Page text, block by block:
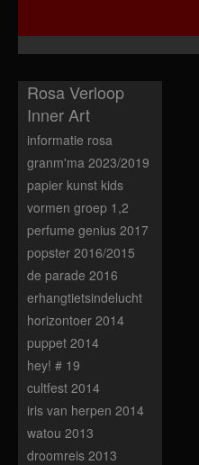
Rosa Verloop
Inner Art
informatie rosa
granm'ma 2023/2019
papier kunst kids
vormen groep 1,2
perfume genius 2017
popster 2016/2015
de parade 2016
erhangtietsindelucht
horizontoer 2014
puppet 2014
hey! # 19
cultfest 2014
iris van herpen 2014
watou 2013
droomreis 2013